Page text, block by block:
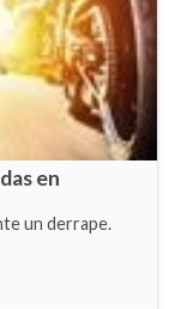
en
un derrape.